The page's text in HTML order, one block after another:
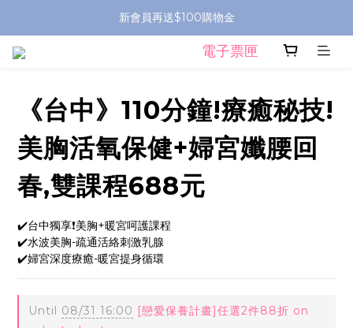
新會員再送$100購物金
電子票匣
《台中》110分鐘!療癒秘技!
美胸活氧保健+婦宮孅腰回
春,雙課程688元
✔️台中獨享❗️美胸+暖宮呵護課程
✔️水波美胸-疏通活絡刺激乳腺
✔️婦宮深度療癒-暖宮提身循環
Until 08/31 16:00 [戀愛保養計畫]任選2件88折 on